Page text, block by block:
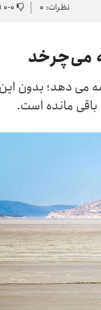
نظرات: ۰ ۰-۰
می‌چرخد
می دهد؛ بدون
مانده است.